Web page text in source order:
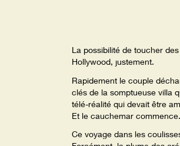
La possibilité de toucher
Hollywood, justement.
Rapidement le couple
clés de la somptueuse villa
télé-réalité qui devait être
Et le cauchemar
Ce voyage dans les